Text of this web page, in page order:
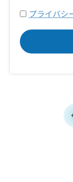
プライバシ